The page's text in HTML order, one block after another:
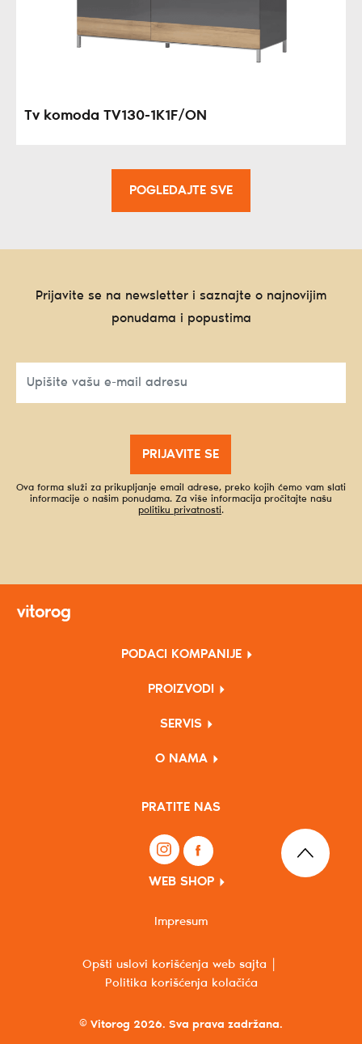
Tv komoda TV130-1K1F/ON
POGLEDAJTE SVE
Prijavite se na newsletter i saznajte o najnovijim
ponudama i popustima
PRIJAVITE SE
Ova forma služi za prikupljanje email adrese, preko kojih ćemo vam slati
informacije o našim ponudama. Za više informacija pročitajte našu
politiku privatnosti.
PODACI KOMPANIJE
PROIZVODI
SERVIS
O NAMA
PRATITE NAS
WEB SHOP
© Vitorog 2026. Sva prava zadržana.
Opšti uslovi korišćenja web sajta
Politika korišćenja kolačića
Impresum